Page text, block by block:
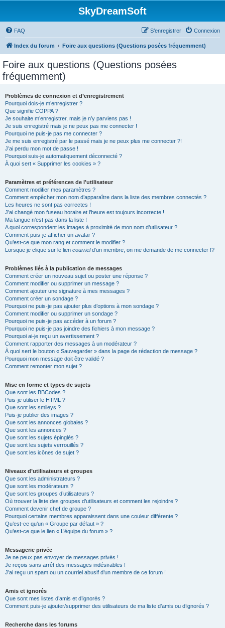
SkyDreamSoft
FAQ Connexion
S’enregistrer
Index du forum Foire aux questions (Questions posées fréquemment)
Foire aux questions (Questions posées
fréquemment)
Problèmes de connexion et d’enregistrement
Pourquoi dois-je m’enregistrer ?
Que signifie COPPA ?
Je souhaite m’enregistrer, mais je n’y parviens pas !
Je suis enregistré mais je ne peux pas me connecter !
Pourquoi ne puis-je pas me connecter ?
Je me suis enregistré par le passé mais je ne peux plus me connecter ?!
J’ai perdu mon mot de passe !
Pourquoi suis-je automatiquement déconnecté ?
À quoi sert « Supprimer les cookies » ?
Paramètres et préférences de l’utilisateur
Comment modifier mes paramètres ?
Comment empêcher mon nom d’apparaître dans la liste des membres connectés ?
Les heures ne sont pas correctes !
J’ai changé mon fuseau horaire et l’heure est toujours incorrecte !
Ma langue n’est pas dans la liste !
A quoi correspondent les images à proximité de mon nom d’utilisateur ?
Comment puis-je afficher un avatar ?
Qu’est-ce que mon rang et comment le modifier ?
Lorsque je clique sur le lien courrield’un membre, on me demande de me connecter !?
Problèmes liés à la publication de messages
Comment créer un nouveau sujet ou poster une réponse ?
Comment modifier ou supprimer un message ?
Comment ajouter une signature à mes messages ?
Comment créer un sondage ?
Pourquoi ne puis-je pas ajouter plus d’options à mon sondage ?
Comment modifier ou supprimer un sondage ?
Pourquoi ne puis-je pas accéder à un forum ?
Pourquoi ne puis-je pas joindre des fichiers à mon message ?
Pourquoi ai-je reçu un avertissement ?
Comment rapporter des messages à un modérateur ?
À quoi sert le bouton « Sauvegarder » dans la page de rédaction de message ?
Pourquoi mon message doit être validé ?
Comment remonter mon sujet ?
Mise en forme et types de sujets
Que sont les BBCodes ?
Puis-je utiliser le HTML ?
Que sont les smileys ?
Puis-je publier des images ?
Que sont les annonces globales ?
Que sont les annonces ?
Que sont les sujets épinglés ?
Que sont les sujets verrouillés ?
Que sont les icônes de sujet ?
Niveaux d’utilisateurs et groupes
Que sont les administrateurs ?
Que sont les modérateurs ?
Que sont les groupes d’utilisateurs ?
Où trouver la liste des groupes d’utilisateurs et comment les rejoindre ?
Comment devenir chef de groupe ?
Pourquoi certains membres apparaissent dans une couleur différente ?
Qu’est-ce qu’un « Groupe par défaut » ?
Qu’est-ce que le lien « L’équipe du forum » ?
Messagerie privée
Je ne peux pas envoyer de messages privés !
Je reçois sans arrêt des messages indésirables !
J’ai reçu un spam ou un courriel abusif d’un membre de ce forum !
Amis et ignorés
Que sont mes listes d’amis et d’ignorés ?
Comment puis-je ajouter/supprimer des utilisateurs de ma liste d’amis ou d’ignorés ?
Recherche dans les forums